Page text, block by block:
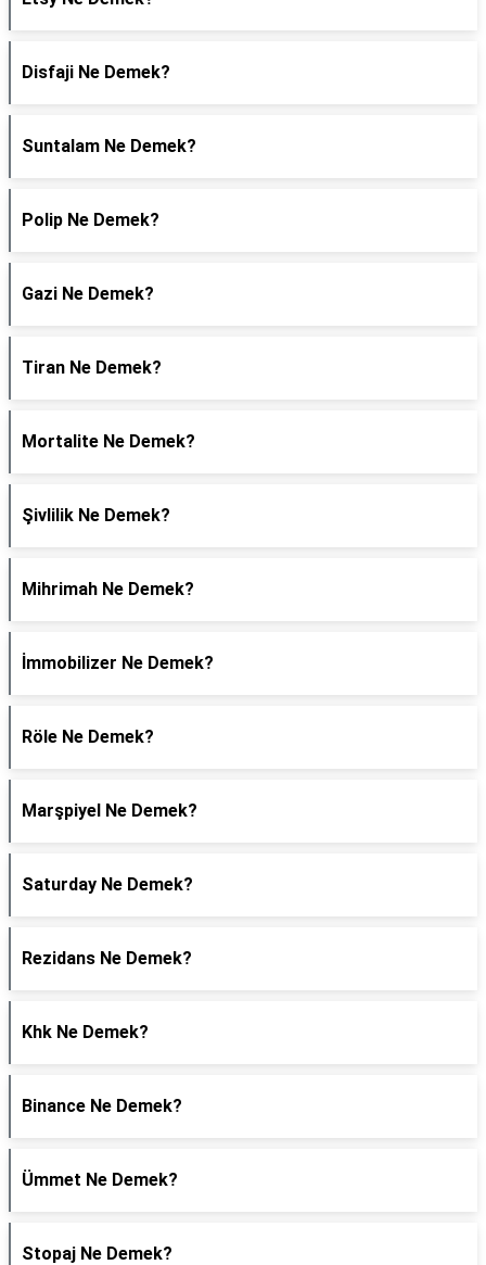
Disfaji Ne Demek?
Suntalam Ne Demek?
Polip Ne Demek?
Gazi Ne Demek?
Tiran Ne Demek?
Mortalite Ne Demek?
Şivlilik Ne Demek?
Mihrimah Ne Demek?
İmmobilizer Ne Demek?
Röle Ne Demek?
Marşpiyel Ne Demek?
Saturday Ne Demek?
Rezidans Ne Demek?
Khk Ne Demek?
Binance Ne Demek?
Ümmet Ne Demek?
Stopaj Ne Demek?